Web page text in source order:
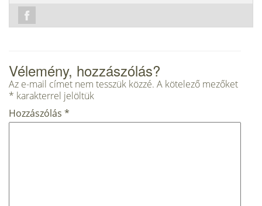
Vélemény, hozzászólás?
Az e-mail címet nem tesszük közzé. A kötelező mezőket
* karakterrel jelöltük
Hozzászólás *